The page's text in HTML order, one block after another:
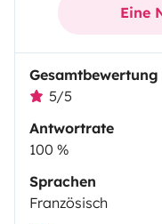
Eine
Gesamtbewertung
5/5
Antwortrate
100 %
Sprachen
Französisch